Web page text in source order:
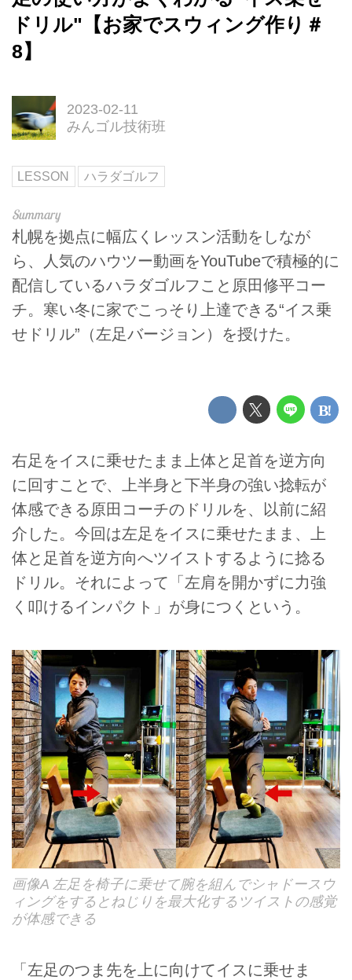
ドリル"【お家でスウィング作り＃
8】
2023-02-11
みんゴル技術班
LESSON ハラダゴルフ
札幌を拠点に幅広くレッスン活動をしなが
ら、人気のハウツー動画をYouTubeで積極的に
配信しているハラダゴルフこと原田修平コー
チ。寒い冬に家でこっそり上達できる“イス乗
せドリル”（左足バージョン）を授けた。
右足をイスに乗せたまま上体と足首を逆方向
に回すことで、上半身と下半身の強い捻転が
体感できる原田コーチのドリルを、以前に紹
介した。今回は左足をイスに乗せたまま、上
体と足首を逆方向へツイストするように捻る
ドリル。それによって「左肩を開かずに力強
く叩けるインパクト」が身につくという。
画像A 左足を椅子に乗せて腕を組んでシャドースウ
ィングをするとねじりを最大化するツイストの感覚
が体感できる
「左足のつま先を上に向けてイスに乗せま